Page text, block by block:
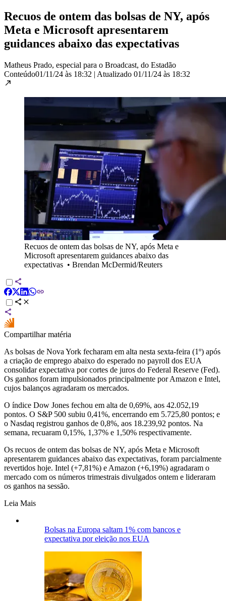
Recuos de ontem das bolsas de NY, após
Meta e Microsoft apresentarem
guidances abaixo das expectativas
Matheus Prado, especial para o Broadcast, do Estadão
Conteúdo01/11/24 às 18:32 | Atualizado 01/11/24 às 18:32
Recuos de ontem das bolsas de NY, após Meta e
Microsoft apresentarem guidances abaixo das
expectativas • Brendan McDermid/Reuters
Compartilhar matéria
As bolsas de Nova York fecharam em alta nesta sexta-feira (1º) após
a criação de emprego abaixo do esperado no payroll dos EUA
consolidar expectativa por cortes de juros do Federal Reserve (Fed).
Os ganhos foram impulsionados principalmente por Amazon e Intel,
cujos balanços agradaram os mercados.
O índice Dow Jones fechou em alta de 0,69%, aos 42.052,19
pontos. O S&P 500 subiu 0,41%, encerrando em 5.725,80 pontos; e
o Nasdaq registrou ganhos de 0,8%, aos 18.239,92 pontos. Na
semana, recuaram 0,15%, 1,37% e 1,50% respectivamente.
Os recuos de ontem das bolsas de NY, após Meta e Microsoft
apresentarem guidances abaixo das expectativas, foram parcialmente
revertidos hoje. Intel (+7,81%) e Amazon (+6,19%) agradaram o
mercado com os números trimestrais divulgados ontem e lideraram
os ganhos na sessão.
Leia Mais
Bolsas na Europa saltam 1% com bancos e
expectativa por eleição nos EUA